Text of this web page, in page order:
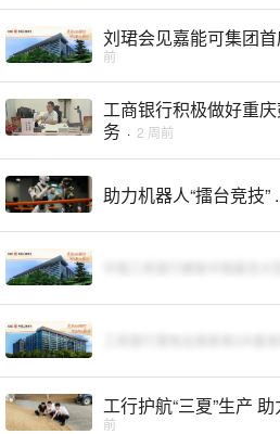
刘珺会见嘉能可集团
前
工商银行积极做好重
务 · 2 周前
助力机器人“擂台竞技”
工行护航“三夏”生产
前